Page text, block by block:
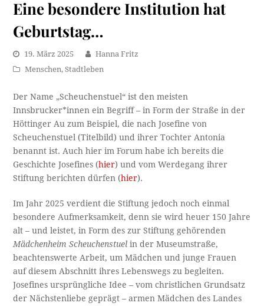
Eine besondere Institution hat
Geburtstag…
19. März 2025
Hanna Fritz
Menschen,Stadtleben
Der Name „Scheuchenstuel“ ist den meisten
Innsbrucker*innen ein Begriff – in Form der Straße in der
Höttinger Au zum Beispiel, die nach Josefine von
Scheuchenstuel (Titelbild) und ihrer Tochter Antonia
benannt ist. Auch hier im Forum habe ich bereits die
Geschichte Josefines (hier) und vom Werdegang ihrer
Stiftung berichten dürfen (hier).
Im Jahr 2025 verdient die Stiftung jedoch noch einmal
besondere Aufmerksamkeit, denn sie wird heuer 150 Jahre
alt – und leistet, in Form des zur Stiftung gehörenden
Mädchenheim Scheuchenstuel in der Museumstraße,
beachtenswerte Arbeit, um Mädchen und junge Frauen
auf diesem Abschnitt ihres Lebenswegs zu begleiten.
Josefines ursprüngliche Idee – vom christlichen Grundsatz
der Nächstenliebe geprägt – armen Mädchen des Landes